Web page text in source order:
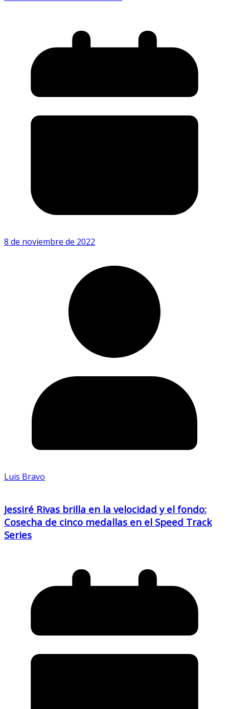
8 de noviembre de 2022
Luis Bravo
Jessiré Rivas brilla en la velocidad y el fondo:
Cosecha de cinco medallas en el Speed Track
Series